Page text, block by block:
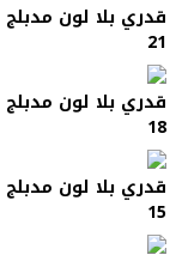
قدري بلا لون
21
قدري بلا لون
18
قدري بلا لون
15